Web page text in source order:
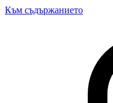
Към съдържанието